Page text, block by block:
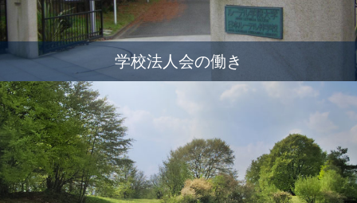
学校法人会の働き